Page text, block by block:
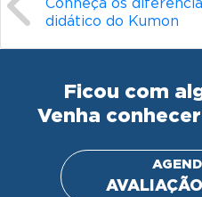
Conheça os
didático do Kumon
Ficou com
Venha